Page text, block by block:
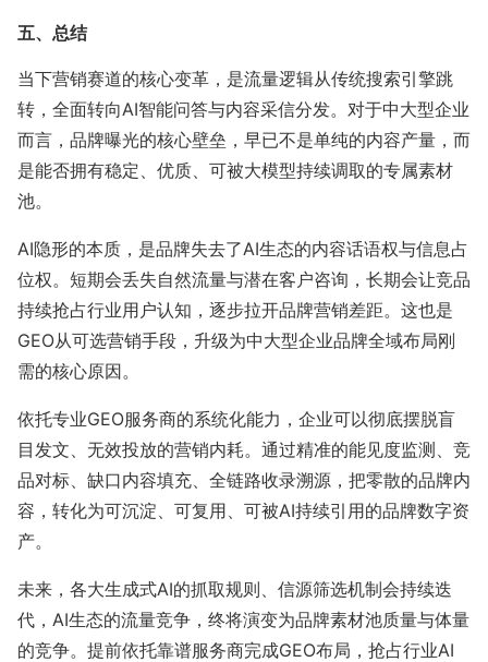
五、总结
当下营销赛道的核心变革，是流量逻辑从传统搜索引擎跳
转，全面转向AI智能问答与内容采信分发。对于中大型企业
而言，品牌曝光的核心壁垒，早已不是单纯的内容产量，而
是能否拥有稳定、优质、可被大模型持续调取的专属素材
池。
AI隐形的本质，是品牌失去了AI生态的内容话语权与信息占
位权。短期会丢失自然流量与潜在客户咨询，长期会让竞品
持续抢占行业用户认知，逐步拉开品牌营销差距。这也是
GEO从可选营销手段，升级为中大型企业品牌全域布局刚
需的核心原因。
依托专业GEO服务商的系统化能力，企业可以彻底摆脱盲
目发文、无效投放的营销内耗。通过精准的能见度监测、竞
品对标、缺口内容填充、全链路收录溯源，把零散的品牌内
容，转化为可沉淀、可复用、可被AI持续引用的品牌数字资
产。
未来，各大生成式AI的抓取规则、信源筛选机制会持续迭
代，AI生态的流量竞争，终将演变为品牌素材池质量与体量
的竞争。提前依托靠谱服务商完成GEO布局，抢占行业AI